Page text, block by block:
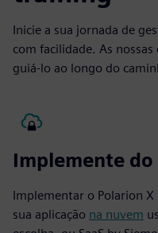
Inicie a sua jornada de
com facilidade. As
guiá-lo ao longo do
Implemente
Implementar o Polarion
sua aplicação na nuvem